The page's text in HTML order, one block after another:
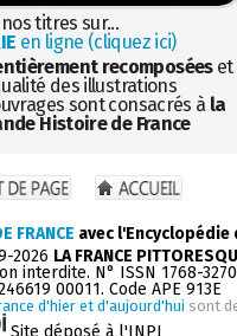
nos titres sur...
en ligne (cliquez ici)
recomposéeset
des illustrations
sont consacrés à la
Histoire de France
FRANCE avec
2026 LA FRANCE
interdite. N° ISSN 1768-
00011. Code APE 913E
d'hier et d'aujourd'hui sont
Site déposé à l'INPI